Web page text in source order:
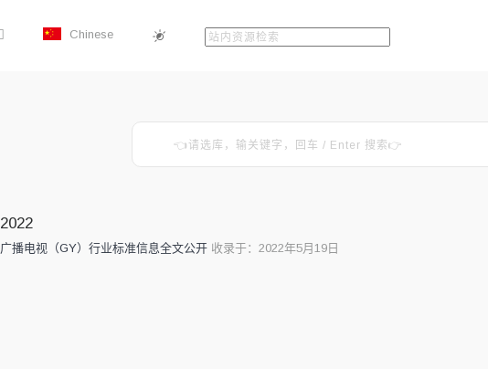
Chinese
2022
广播电视（GY）行业标准信息全文公开 收录于：2022年5月19日